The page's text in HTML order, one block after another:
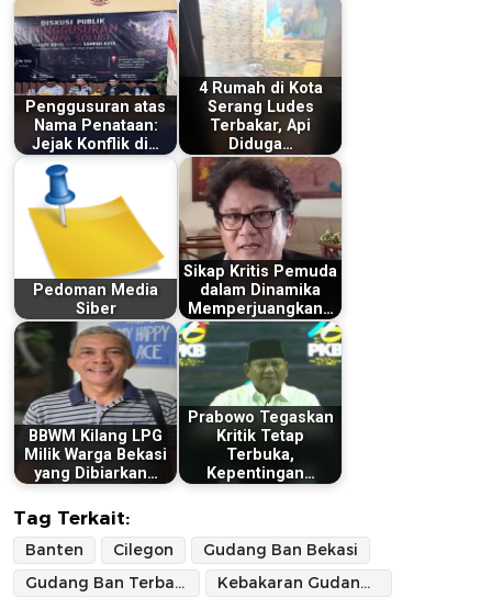
Penggusuran atas
Nama Penataan:
Jejak Konflik di…
4 Rumah di Kota
Serang Ludes
Terbakar, Api
Diduga…
Pedoman Media
Siber
Sikap Kritis Pemuda
dalam Dinamika
Memperjuangkan…
BBWM Kilang LPG
Milik Warga Bekasi
yang Dibiarkan…
Prabowo Tegaskan
Kritik Tetap
Terbuka,
Kepentingan…
Tag Terkait:
Banten Cilegon
Gudang Ban Bekasi
Gudang Ban Terbakar
Kebakaran Gudang Ban